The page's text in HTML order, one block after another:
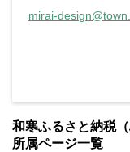
mirai-
和寒ふるさと納税
所属ページ一覧